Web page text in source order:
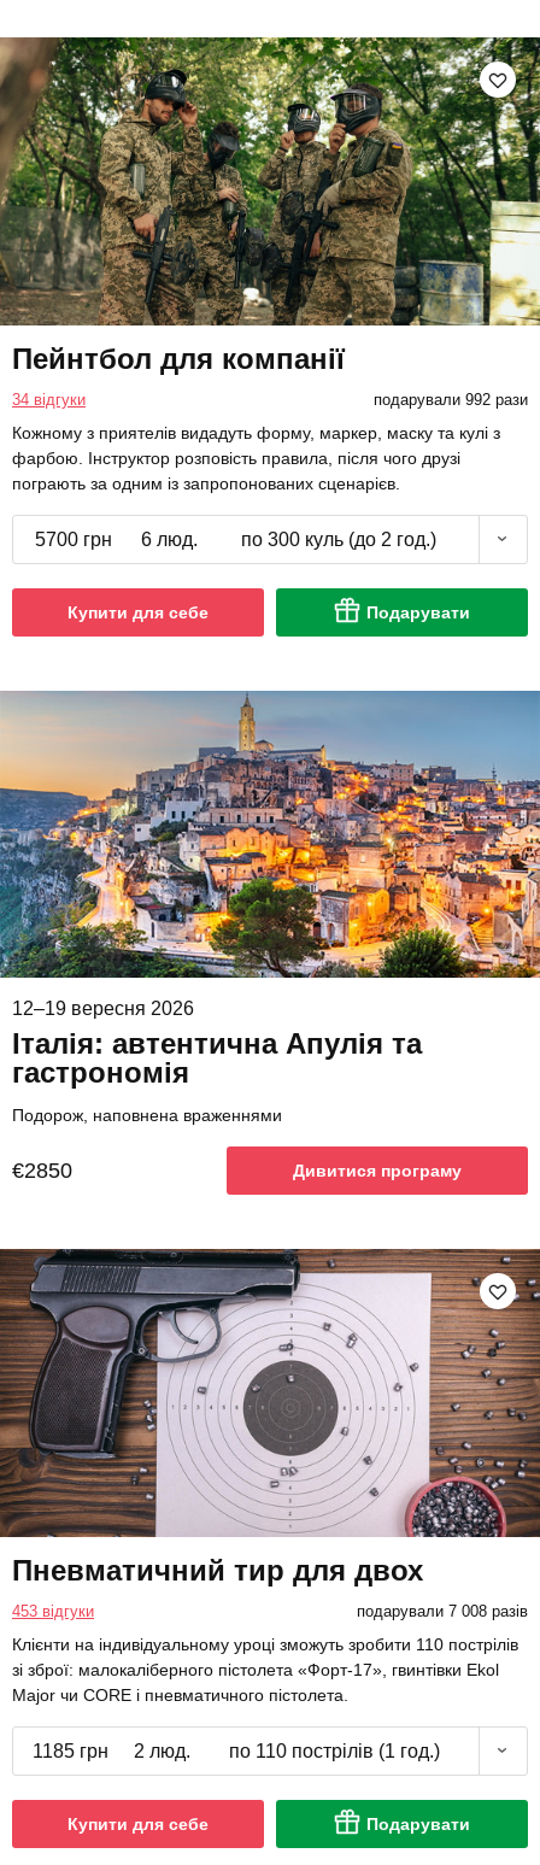
Пейнтбол для компанії
34 відгуки подарували 992 рази
Кожному з приятелів видадуть форму, маркер, маску та кулі з
фарбою. Інструктор розповість правила, після чого друзі
пограють за одним із запропонованих сценарієв.
5700 грн 6 люд. по 300 куль (до 2 год.)
Купити для себе Подарувати
12–19 вересня 2026
Італія: автентична Апулія та
гастрономія
Подорож, наповнена враженнями
€2850 Дивитися програму
Пневматичний тир для двох
453 відгуки подарували 7 008 разів
Клієнти на індивідуальному уроці зможуть зробити 110 пострілів
зі зброї: малокаліберного пістолета «Форт-17», гвинтівки Ekol
Major чи CORE і пневматичного пістолета.
1185 грн 2 люд. по 110 пострілів (1 год.)
Купити для себе Подарувати